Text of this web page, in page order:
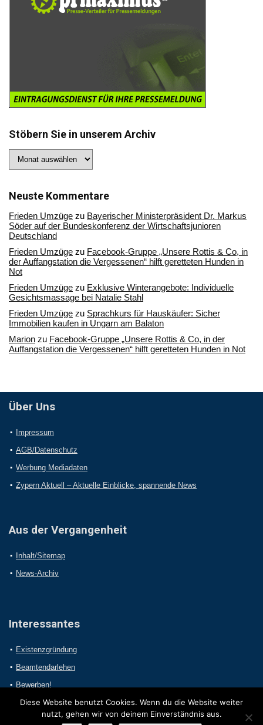
Stöbern Sie in unserem Archiv
Sie
Archiv
Neuste Kommentare
Frieden Umzüge zu Bayerischer Ministerpräsident Dr. Markus
Söder auf der Bundeskonferenz der Wirtschaftsjunioren
Deutschland
Frieden Umzüge zu Facebook-Gruppe „Unsere Rottis & Co, in
der Auffangstation die Vergessenen“ hilft geretteten Hunden in
Not
Frieden Umzüge zu Exklusive Winterangebote: Individuelle
Gesichtsmassage bei Natalie Stahl
Frieden Umzüge zu Sprachkurs für Hauskäufer: Sicher
Immobilien kaufen in Ungarn am Balaton
Marion zu Facebook-Gruppe „Unsere Rottis & Co, in der
Auffangstation die Vergessenen“ hilft geretteten Hunden in Not
Über Uns
Impressum
AGB/Datenschutz
Werbung Mediadaten
Zypern Aktuell – Aktuelle Einblicke, spannende News
Aus der Vergangenheit
Inhalt/Sitemap
News-Archiv
Interessantes
Existenzgründung
Beamtendarlehen
Bewerben!
Diese Website benutzt Cookies. Wenn du die Website weiter
nutzt, gehen wir von deinem Einverständnis aus.